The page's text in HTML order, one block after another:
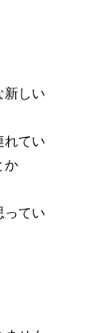
新しい
れてい
か
ってい